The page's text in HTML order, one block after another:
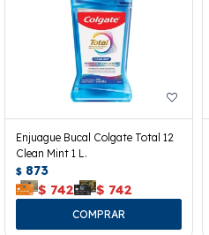
Enjuague Bucal Colgate Total 12
Clean Mint 1 L.
$ 873
$ 742 $ 742